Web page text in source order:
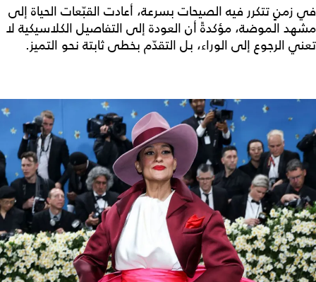
في زمنٍ تتكرر فيه الصيحات بسرعة، أعادت القبّعات الحياة إلى
مشهد الموضة، مؤكدةً أن العودة إلى التفاصيل الكلاسيكية لا
تعني الرجوع إلى الوراء، بل التقدّم بخطى ثابتة نحو التميز.